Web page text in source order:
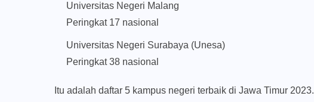
Universitas Negeri Malang
Peringkat 17 nasional
Universitas Negeri Surabaya (Unesa)
Peringkat 38 nasional
Itu adalah daftar 5 kampus negeri terbaik di Jawa Timur 2023.